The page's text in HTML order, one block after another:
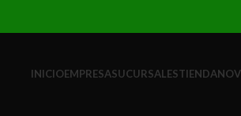
INICIOEMPRESASUCURSALESTIENDA